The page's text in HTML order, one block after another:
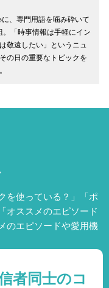
、専門用語を噛み砕いて
「時事情報は手軽にイン
敬遠したい」というニュ
の日の重要なトピックを
を使っている？」「ポ
オススメのエピソード
のエピソードや愛用機
者同士のコ